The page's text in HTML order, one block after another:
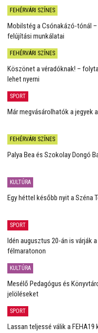
FEHÉRVÁRI SZÍNES
Mobilstég a Csónakázó-tónál
felújítási munkálatai
FEHÉRVÁRI SZÍNES
Köszönet a véradóknak! –
lehet nyerni
SPORT
Már megvásárolhatók a jegyek
FEHÉRVÁRI SZÍNES
Palya Bea és Szokolay Dongó
KULTÚRA
Egy héttel később nyit a Széna
SPORT
Idén augusztus 20-án is várják
félmaratonon
KULTÚRA
Mesélő Pedagógus és
jelöléseket
SPORT
Lassan teljessé válik a